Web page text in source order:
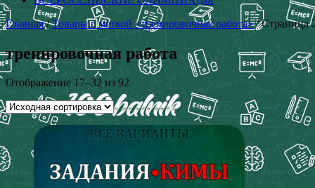
Главная/Товары с меткой «тренировочная работа»/ Страница
тренировочная работа
Отображение 17–32 из 92